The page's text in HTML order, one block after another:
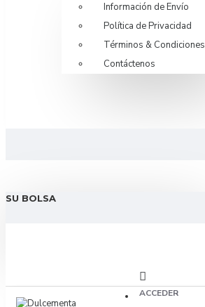
Información de Envío
Política de Privacidad
Términos & Condiciones
Contáctenos
SU BOLSA
ACCEDER